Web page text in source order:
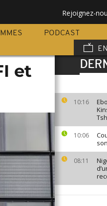
Rejoignez-
PODCAST
10:16
10:06
08:11
et